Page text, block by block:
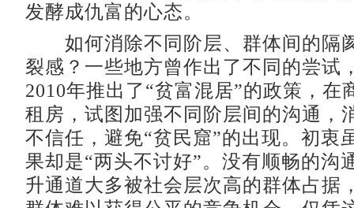
发酵成仇富的心态。
如何消除不同阶层、群体间的隔
裂感？一些地方曾作出了不同的尝试
2010年推出了“贫富混居”的政策，在
租房，试图加强不同阶层间的沟通，
不信任，避免“贫民窟”的出现。初衷
果却是“两头不讨好”。没有顺畅的沟
升通道大多被社会层次高的群体占据